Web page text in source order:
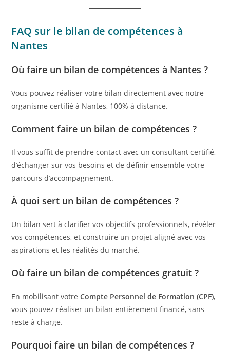
FAQ sur le bilan de compétences à
Nantes
Où faire un bilan de compétences à Nantes ?
Vous pouvez réaliser votre bilan directement avec notre
organisme certifié à Nantes, 100% à distance.
Comment faire un bilan de compétences ?
Il vous suffit de prendre contact avec un consultant certifié,
d’échanger sur vos besoins et de définir ensemble votre
parcours d’accompagnement.
À quoi sert un bilan de compétences ?
Un bilan sert à clarifier vos objectifs professionnels, révéler
vos compétences, et construire un projet aligné avec vos
aspirations et les réalités du marché.
Où faire un bilan de compétences gratuit ?
En mobilisant votreCompte Personnel de Formation (CPF),
vous pouvez réaliser un bilan entièrement financé, sans
reste à charge.
Pourquoi faire un bilan de compétences ?